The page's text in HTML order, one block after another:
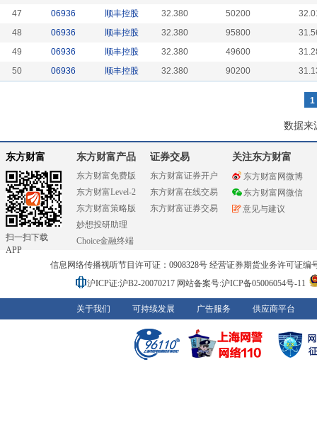
47
06936 顺丰控股 32.380 50200
48
06936 顺丰控股 32.380 95800
49
06936 顺丰控股 32.380 49600
50
06936 顺丰控股 32.380 90200
1
数据来
东方财富
扫一扫下载
APP
东方财富产品
东方财富免费版
东方财富Level-2
东方财富策略版
妙想投研助理
Choice金融终端
证券交易
东方财富证券开户
东方财富在线交易
东方财富证券交易
关注东方财富
东方财富网微博
东方财富网微信
意见与建议
信息网络传播视听节目许可证：0908328号 经营证券期货业务许可证编
沪ICP证:沪B2-20070217 网站备案号:沪ICP备05006054号-11
关于我们 可持续发展 广告服务 供应商平台